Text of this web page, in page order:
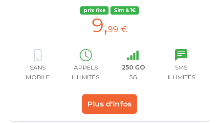
prix fixe Sim à 1€
9,99 €
SANS
MOBILE
APPELS
ILLIMITÉS
250 GO
5G
SMS
ILLIMITÉS
Plus d'infos